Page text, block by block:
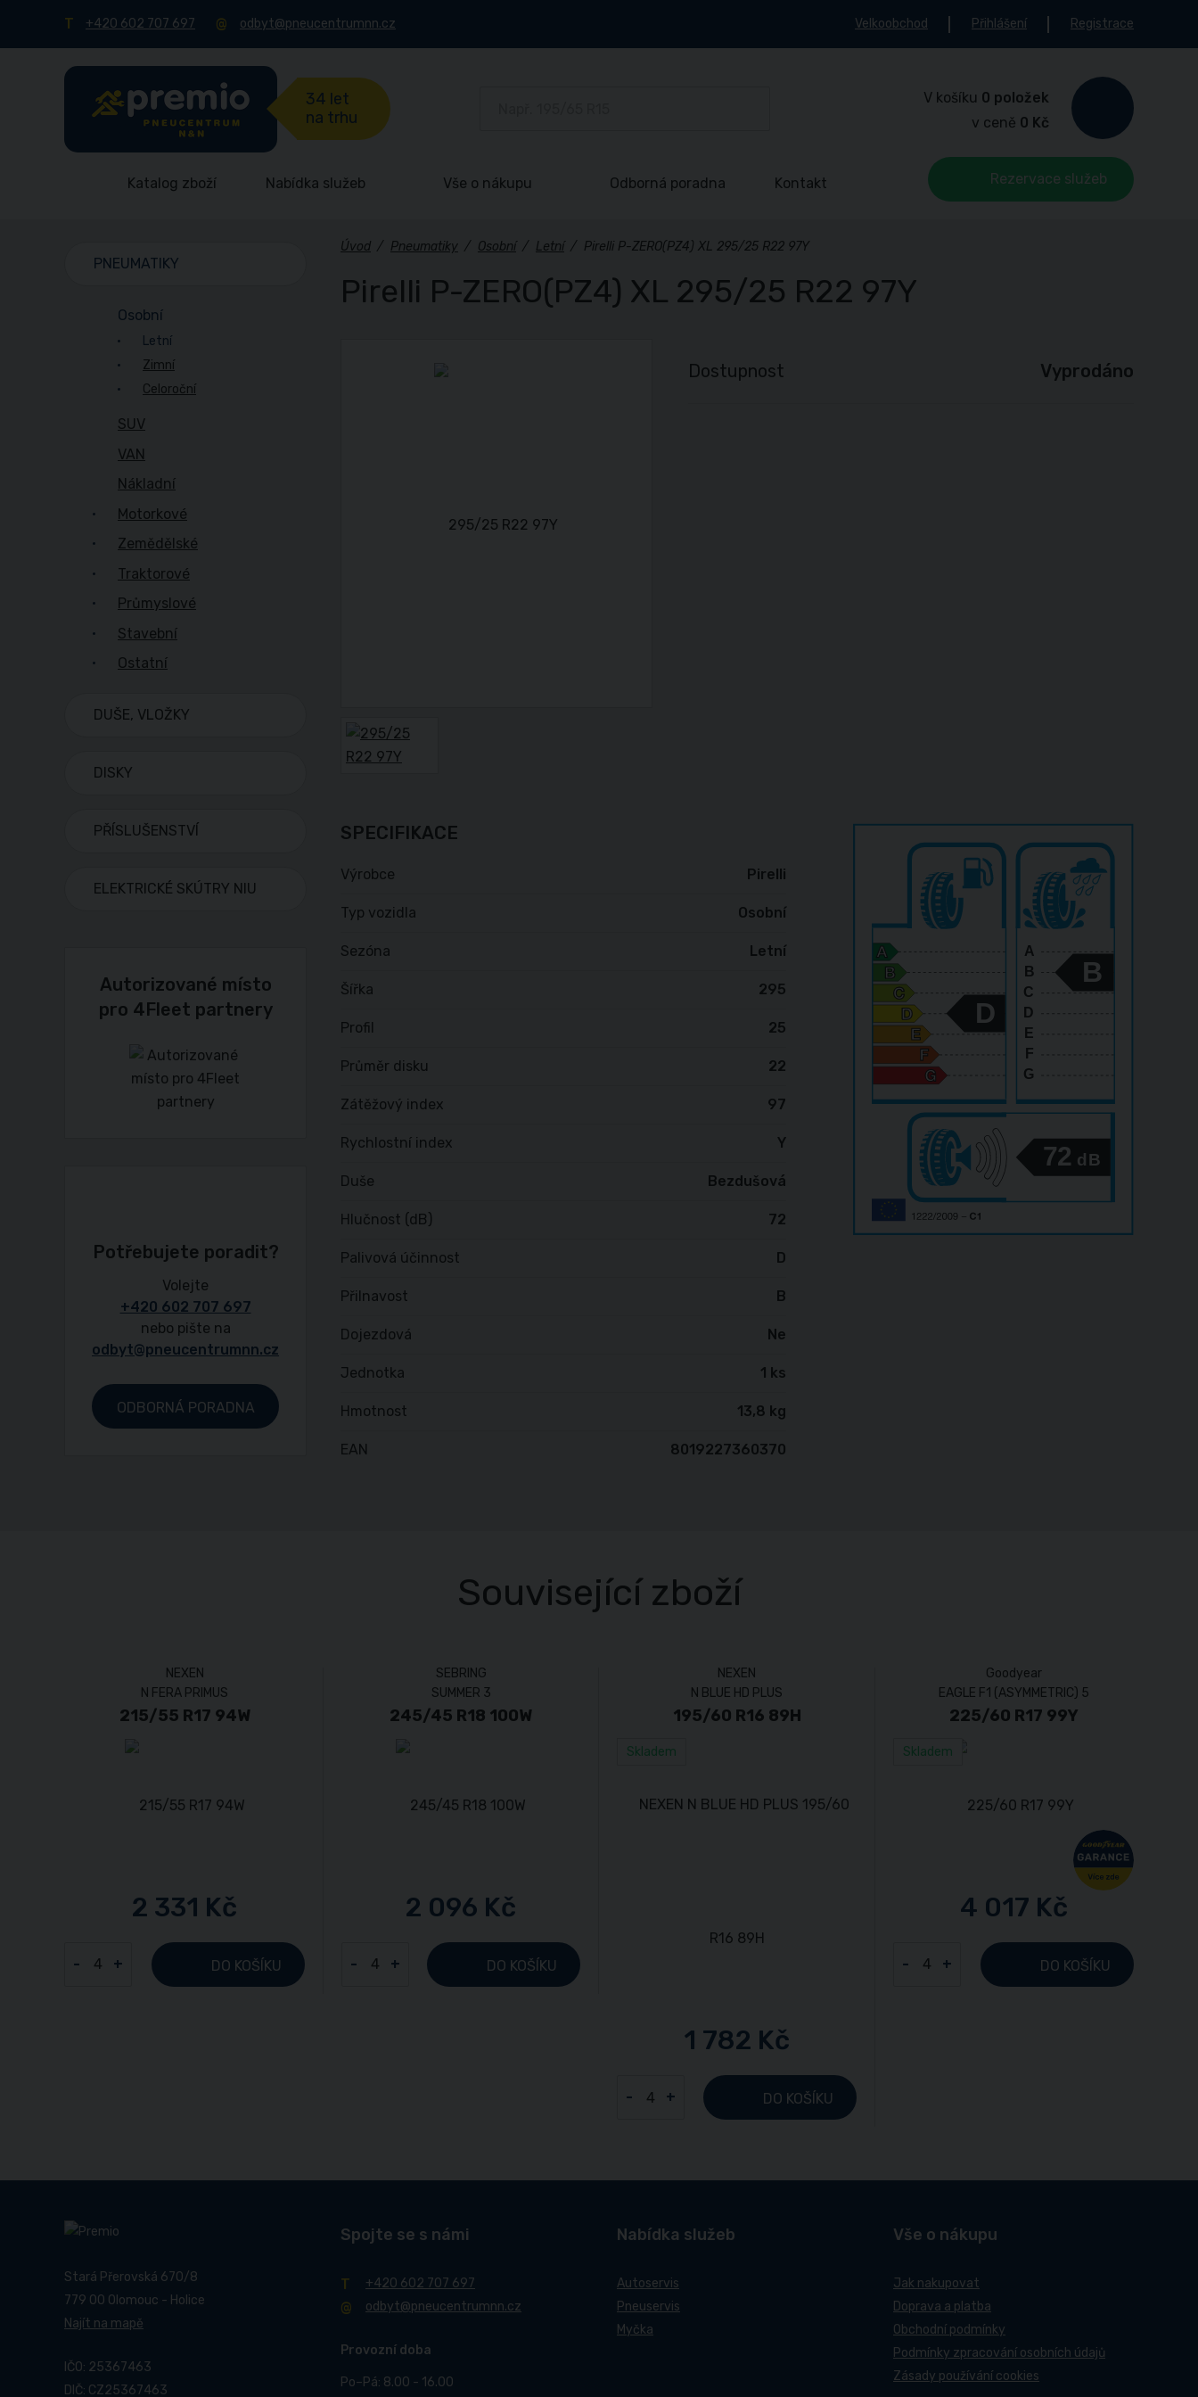
+420 602 707 697 odbyt@pneucentrumnn.cz Velkoobchod Přihlášení Registrace
34 let
na trhu
V košíku 0 položek
v ceně 0 Kč
Katalog zboží Nabídka služeb Vše o nákupu Odborná poradna Kontakt Rezervace služeb
Úvod / Pneumatiky / Osobní / Letní / Pirelli P-ZERO(PZ4) XL 295/25 R22 97Y
Pirelli P-ZERO(PZ4) XL 295/25 R22 97Y
Dostupnost Vyprodáno
SPECIFIKACE
Výrobce Pirelli
Typ vozidla Osobní
Sezóna Letní
Šířka 295
Profil 25
Průměr disku 22
Zátěžový index 97
Rychlostní index Y
Duše Bezdušová
Hlučnost (dB) 72
Palivová účinnost D
Přilnavost B
Dojezdová Ne
Jednotka 1 ks
Hmotnost 13,8 kg
EAN 8019227360370
A
B
C
D
E
F
G
72 dB
D
B
PNEUMATIKY
Osobní
Letní
Zimní
Celoroční
SUV
VAN
Nákladní
Motorkové
Zemědělské
Traktorové
Průmyslové
Stavební
Ostatní
DUŠE, VLOŽKY
DISKY
PŘÍSLUŠENSTVÍ
ELEKTRICKÉ SKÚTRY NIU
Autorizované místo
pro 4Fleet partnery
Potřebujete poradit?
Volejte
+420 602 707 697
nebo pište na
odbyt@pneucentrumnn.cz
ODBORNÁ PORADNA
Související zboží
NEXEN
N FERA PRIMUS
215/55 R17 94W
2 331 Kč
- + DO KOŠÍKU
SEBRING
SUMMER 3
245/45 R18 100W
2 096 Kč
- + DO KOŠÍKU
NEXEN
N BLUE HD PLUS
195/60 R16 89H
Skladem
1 782 Kč
- + DO KOŠÍKU
Goodyear
EAGLE F1 (ASYMMETRIC) 5
225/60 R17 99Y
Skladem
4 017 Kč
- + DO KOŠÍKU
Stará Přerovská 670/8
779 00 Olomouc - Holice
Najít na mapě
IČO: 25367463
DIČ: CZ25367463
Spojte se s námi
+420 602 707 697
odbyt@pneucentrumnn.cz
Provozní doba
Po–Pá: 8.00 - 16.00
Nabídka služeb
Autoservis
Pneuservis
Myčka
Vše o nákupu
Jak nakupovat
Doprava a platba
Obchodní podmínky
Podmínky zpracování osobních údajů
Zásady používání cookies